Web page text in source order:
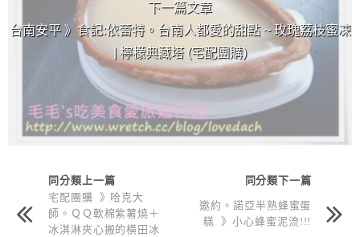
下一篇文章
台南安平 》食記:依蕾特。台南人都愛的甜點 ~ 玫瑰荔枝蜜凍
| 檸檬典藏塔 (宅配團購)
同分類上一篇
宅配團購 》哈克大
師。ＱＱ軟棉紫薯燒＋
冰淇淋夾心搬的橫田冰
同分類下一篇
邀約。諾亞半熟蜂蜜蛋
糕 》小心蜂蜜泥流!!!